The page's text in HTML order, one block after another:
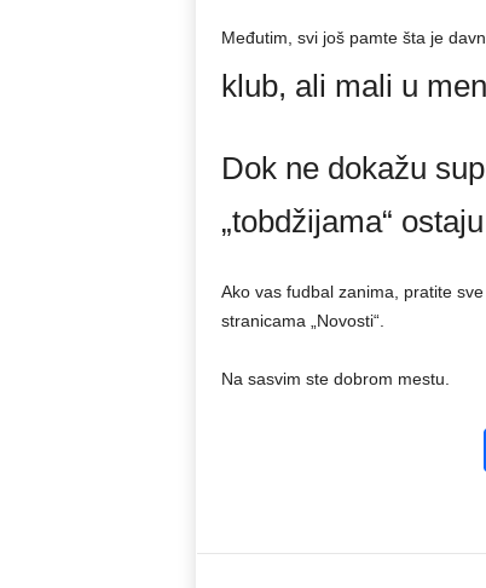
Međutim, svi još pamte šta je
klub, ali mali u
Dok ne dokažu
„tobdžijama“
Ako vas fudbal zanima, pratite
stranicama „Novosti“.
Na sasvim ste dobrom mestu.